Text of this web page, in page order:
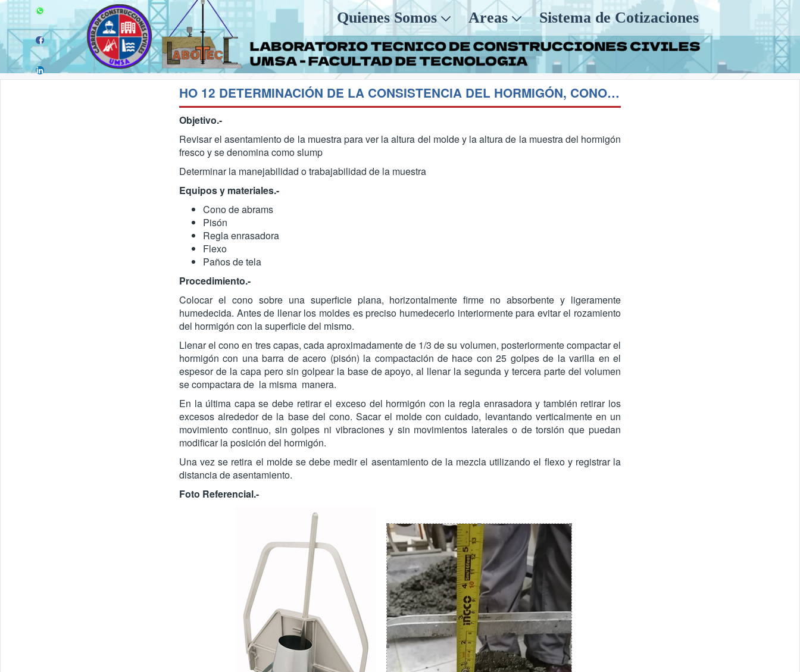
Quienes Somos Areas Sistema de Cotizaciones
HO 12 DETERMINACIÓN DE LA CONSISTENCIA DEL HORMIGÓN, CONO DE ABRAMS
Objetivo.-
Revisar el asentamiento de la muestra para ver la altura del molde y la altura de la muestra del hormigón
fresco y se denomina como slump
Determinar la manejabilidad o trabajabilidad de la muestra
Equipos y materiales.-
Cono de abrams
Pisón
Regla enrasadora
Flexo
Paños de tela
Procedimiento.-
Colocar el cono sobre una superficie plana, horizontalmente firme no absorbente y ligeramente
humedecida. Antes de llenar los moldes es preciso humedecerlo interiormente para evitar el rozamiento
del hormigón con la superficie del mismo.
Llenar el cono en tres capas, cada aproximadamente de 1/3 de su volumen, posteriormente compactar el
hormigón con una barra de acero (pisón) la compactación de hace con 25 golpes de la varilla en el
espesor de la capa pero sin golpear la base de apoyo, al llenar la segunda y tercera parte del volumen
se compactara de la misma manera.
En la última capa se debe retirar el exceso del hormigón con la regla enrasadora y también retirar los
excesos alrededor de la base del cono. Sacar el molde con cuidado, levantando verticalmente en un
movimiento continuo, sin golpes ni vibraciones y sin movimientos laterales o de torsión que puedan
modificar la posición del hormigón.
Una vez se retira el molde se debe medir el asentamiento de la mezcla utilizando el flexo y registrar la
distancia de asentamiento.
Foto Referencial.-